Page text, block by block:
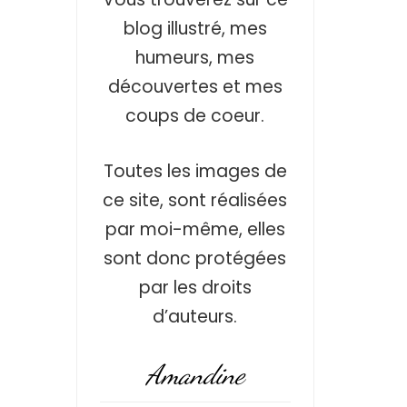
blog illustré, mes
humeurs, mes
découvertes et mes
coups de coeur.
Toutes les images de
ce site, sont réalisées
par moi-même, elles
sont donc protégées
par les droits
d’auteurs.
Amandine